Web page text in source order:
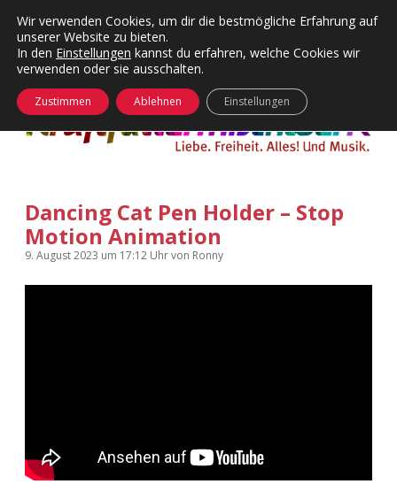
Kategorien
Menü
24 Hours Chilling
Die Wende
KFMW-Disco
kfmw.stuff
Wandnotizen
KFMW-Disco
Dates
Contact
Adventskalender
öffnen
Adventskalender 2014
öffnen
Dancing Cat Pen Holder – Stop
Motion Animation
9. August 2023 um 17:12 Uhrvon Ronny
Wir verwenden Cookies, um dir die bestmögliche Erfahrung auf
unserer Website zu bieten.
In den Einstellungen kannst du erfahren, welche Cookies wir
verwenden oder sie ausschalten.
Zustimmen Ablehnen Einstellungen